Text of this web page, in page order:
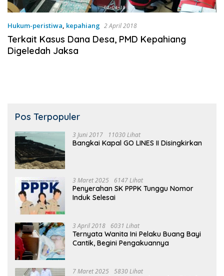
Hukum-peristiwa, kepahiang 2 April 2018
Terkait Kasus Dana Desa, PMD Kepahiang
Digeledah Jaksa
Pos Terpopuler
3 Juni 2017 11030 Lihat
Bangkai Kapal GO LINES II Disingkirkan
3 Maret 2025 6147 Lihat
Penyerahan SK PPPK Tunggu Nomor
Induk Selesai
3 April 2018 6031 Lihat
Ternyata Wanita Ini Pelaku Buang Bayi
Cantik, Begini Pengakuannya
7 Maret 2025 5830 Lihat